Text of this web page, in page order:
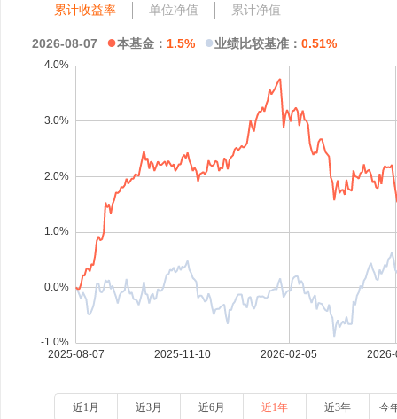
累计收益率 单位净值 累计净值
2026-08-07 ●本基金： 1.5% ●业绩比较基准： 0.51%
近1月 近3月 近6月 近1年 近3年 今